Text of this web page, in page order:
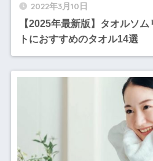
2022年3月10日
【2025年最新版】タオルソ
トにおすすめのタオル14選